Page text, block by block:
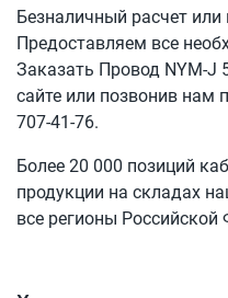
Безналичный расчет
Предоставляем все
Заказать Провод NYM-J
сайте или позвонив нам
707-41-76.
Более 20 000 позиций
продукции на складах
все регионы Российской